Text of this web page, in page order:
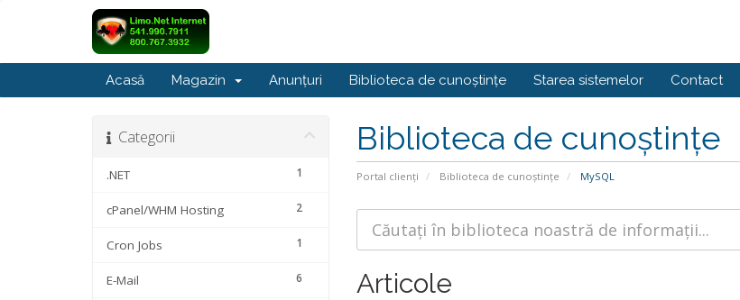
Acasă Magazin Anunțuri Biblioteca de cunoștințe Starea sistemelor Contact
Biblioteca de cunoștințe
Portal clienți Biblioteca de cunoștințe MySQL
Categorii
1
.NET
2
cPanel/WHM Hosting
1
Cron Jobs
6
E-Mail Articole